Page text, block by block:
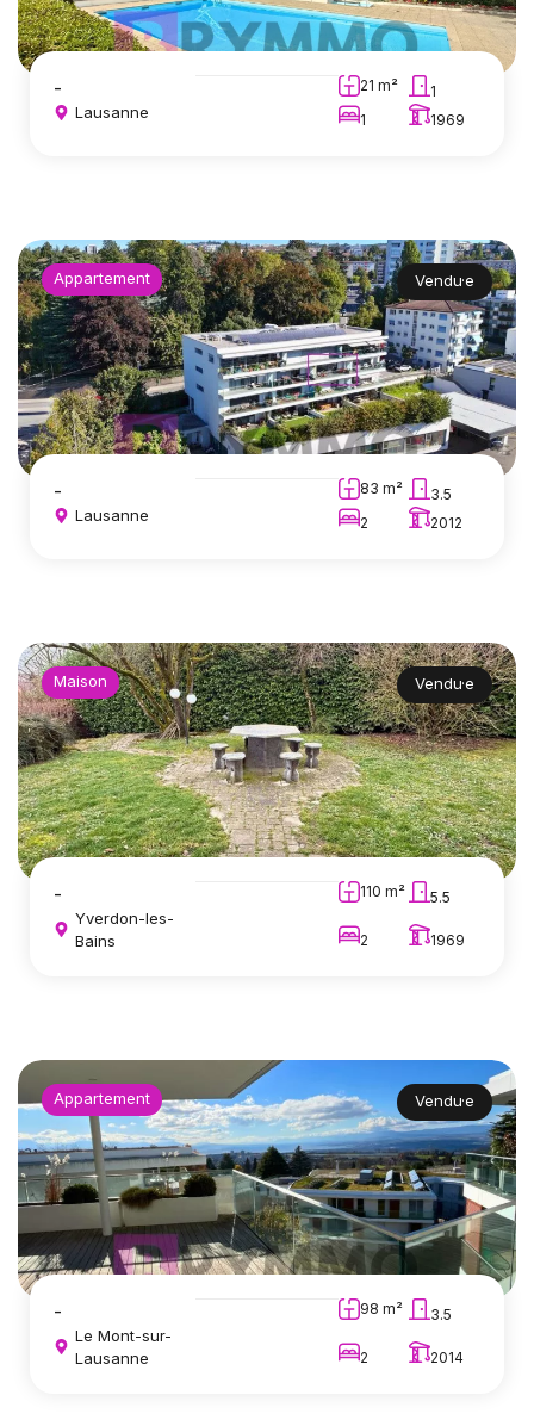
-
Lausanne
21 m²
1
1
1969
Appartement Vendu·e
-
Lausanne
83 m²
3.5
2
2012
Maison Vendu·e
-
Yverdon-les-
Bains
110 m² 5.5
2 1969
Appartement Vendu·e
-
Le Mont-sur-
Lausanne
98 m² 3.5
2 2014